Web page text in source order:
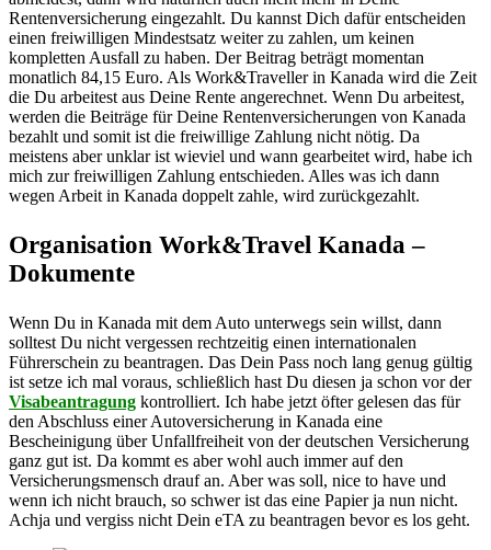
Rentenversicherung eingezahlt. Du kannst Dich dafür entscheiden
einen freiwilligen Mindestsatz weiter zu zahlen, um keinen
kompletten Ausfall zu haben. Der Beitrag beträgt momentan
monatlich 84,15 Euro. Als Work&Traveller in Kanada wird die Zeit
die Du arbeitest aus Deine Rente angerechnet. Wenn Du arbeitest,
werden die Beiträge für Deine Rentenversicherungen von Kanada
bezahlt und somit ist die freiwillige Zahlung nicht nötig. Da
meistens aber unklar ist wieviel und wann gearbeitet wird, habe ich
mich zur freiwilligen Zahlung entschieden. Alles was ich dann
wegen Arbeit in Kanada doppelt zahle, wird zurückgezahlt.
Organisation Work&Travel Kanada –
Dokumente
Wenn Du in Kanada mit dem Auto unterwegs sein willst, dann
solltest Du nicht vergessen rechtzeitig einen internationalen
Führerschein zu beantragen. Das Dein Pass noch lang genug gültig
ist setze ich mal voraus, schließlich hast Du diesen ja schon vor der
Visabeantragung kontrolliert. Ich habe jetzt öfter gelesen das für
den Abschluss einer Autoversicherung in Kanada eine
Bescheinigung über Unfallfreiheit von der deutschen Versicherung
ganz gut ist. Da kommt es aber wohl auch immer auf den
Versicherungsmensch drauf an. Aber was soll, nice to have und
wenn ich nicht brauch, so schwer ist das eine Papier ja nun nicht.
Achja und vergiss nicht Dein eTA zu beantragen bevor es los geht.